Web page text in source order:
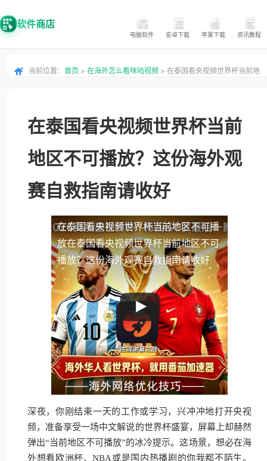
软件商店
电脑软件 安卓下载 苹果下载 资讯教程
当前位置： 首页 > 在海外怎么看咪咕视频 > 在泰国看央视频世界杯当前地
在泰国看央视频世界杯当前
地区不可播放？这份海外观
赛自救指南请收好
在泰国看央视频世界杯当前地区不可播
放在泰国看央视频世界杯当前地区不可
播放？这份海外观赛自救指南请收好
深夜，你刚结束一天的工作或学习，兴冲冲地打开央视
频，准备享受一场中文解说的世界杯盛宴，屏幕上却赫然
弹出“当前地区不可播放”的冰冷提示。这场景，想必在海
外想看欧洲杯、NBA或是国内热播剧的你我都不陌生。